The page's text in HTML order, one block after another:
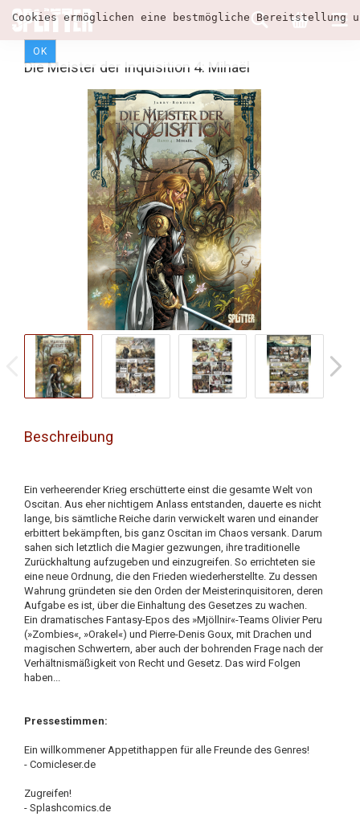
Cookies ermöglichen eine bestmögliche
OK
Die Meister der Inquisition 4: Mihaël
Beschreibung
Ein verheerender Krieg erschütterte einst die gesamte Welt von
Oscitan. Aus eher nichtigem Anlass entstanden, dauerte es nicht
lange, bis sämtliche Reiche darin verwickelt waren und einander
erbittert bekämpften, bis ganz Oscitan im Chaos versank. Darum
sahen sich letztlich die Magier gezwungen, ihre traditionelle
Zurückhaltung aufzugeben und einzugreifen. So errichteten sie
eine neue Ordnung, die den Frieden wiederherstellte. Zu dessen
Wahrung gründeten sie den Orden der Meisterinquisitoren, deren
Aufgabe es ist, über die Einhaltung des Gesetzes zu wachen.
Ein dramatisches Fantasy-Epos des »Mjöllnir«-Teams Olivier Peru
(»Zombies«, »Orakel«) und Pierre-Denis Goux, mit Drachen und
magischen Schwertern, aber auch der bohrenden Frage nach der
Verhältnismäßigkeit von Recht und Gesetz. Das wird Folgen
haben...
Pressestimmen:
Ein willkommener Appetithappen für alle Freunde des Genres!
- Comicleser.de
Zugreifen!
- Splashcomics.de